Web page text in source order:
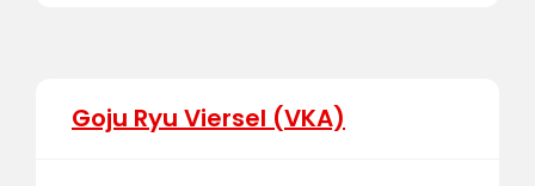
Goju Ryu Viersel (VKA)